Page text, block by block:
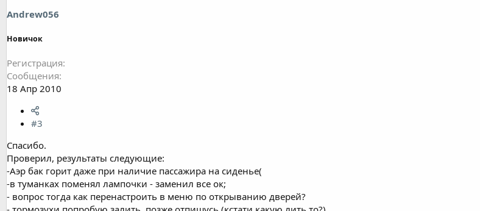
Andrew056
Новичок
Регистрация
Сообщения
18 Апр 2010
#3
Спасибо.
Проверил, результаты следующие:
-Аэр бак горит даже при наличие пассажира на сиденье(
-в туманках поменял лампочки - заменил все ок;
- вопрос тогда как перенастроить в меню по открыванию дверей?